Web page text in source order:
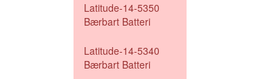
Latitude-14-5350
Bærbart Batteri
Latitude-14-5340
Bærbart Batteri